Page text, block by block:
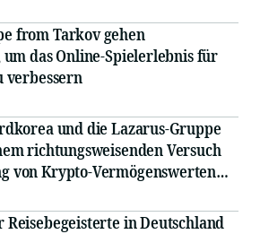
from Tarkov gehen
das Online-Spielerlebnis für
verbessern
und die Lazarus-Gruppe
richtungsweisenden Versuch
von Krypto-Vermögenswerten
zur Einfrierung
Reisebegeisterte in Deutschland